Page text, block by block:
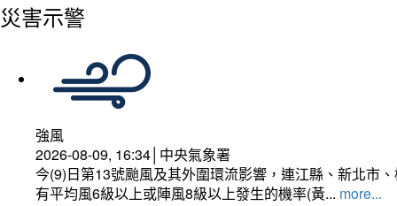
災害示警
強風
2026-08-09, 16:34│中央氣象署
今(9)日第13號颱風及其外圍環流影響，連江縣、新北市
有平均風6級以上或陣風8級以上發生的機率(黃... more...